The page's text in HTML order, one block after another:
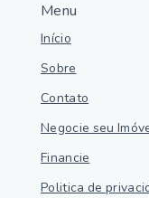
Menu
Início
Sobre
Contato
Negocie seu
Financie
Politica de